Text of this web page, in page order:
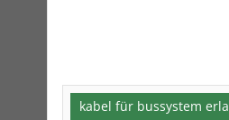
kabel für bussystem